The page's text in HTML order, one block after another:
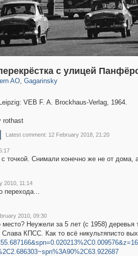
с улицей
AO, Gagarinsky
3,869 20
VEB F. A. Brockhaus-Verlag, 1964.
rothast
Latest comment: 12 February 2018, 21:20
точкой. Снимали конечно же не от дома,
2010, 11:14
перехода...
2010, 09:30
место? Неужели за 5 лет (с 1958)
Слава КПСС. Как то всё никультяписто